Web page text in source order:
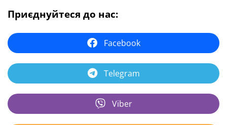
Приєднуйтеся до нас:
Facebook
Telegram
Viber